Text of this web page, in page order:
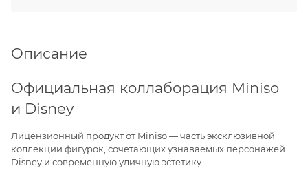
Описание
Официальная коллаборация Miniso
и Disney
Лицензионный продукт от Miniso — часть эксклюзивной
коллекции фигурок, сочетающих узнаваемых персонажей
Disney и современную уличную эстетику.